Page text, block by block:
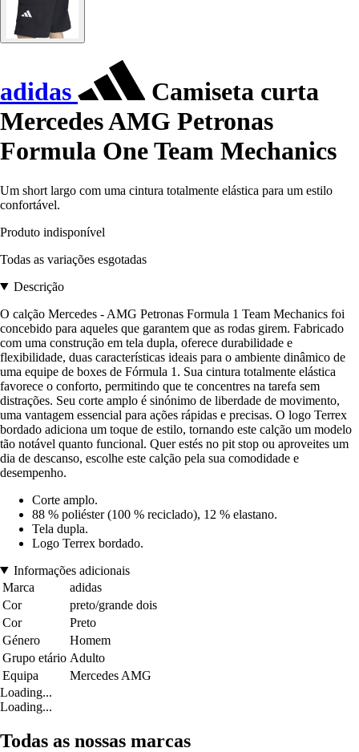
adidas
Camiseta curta
Mercedes AMG Petronas
Formula One Team Mechanics
Um short largo com uma cintura totalmente elástica para um estilo
confortável.
Produto indisponível
Todas as variações esgotadas
Descrição
O calção Mercedes - AMG Petronas Formula 1 Team Mechanics foi
concebido para aqueles que garantem que as rodas girem. Fabricado
com uma construção em tela dupla, oferece durabilidade e
flexibilidade, duas características ideais para o ambiente dinâmico de
uma equipe de boxes de Fórmula 1. Sua cintura totalmente elástica
favorece o conforto, permitindo que te concentres na tarefa sem
distrações. Seu corte amplo é sinónimo de liberdade de movimento,
uma vantagem essencial para ações rápidas e precisas. O logo Terrex
bordado adiciona um toque de estilo, tornando este calção um modelo
tão notável quanto funcional. Quer estés no pit stop ou aproveites um
dia de descanso, escolhe este calção pela sua comodidade e
desempenho.
Corte amplo.
88 % poliéster (100 % reciclado), 12 % elastano.
Tela dupla.
Logo Terrex bordado.
Informações adicionais
Marca
adidas
Cor
preto/grande dois
Cor
Preto
Género
Homem
Grupo etário Adulto
Equipa
Mercedes AMG
Loading...
Loading...
Todas as nossas marcas